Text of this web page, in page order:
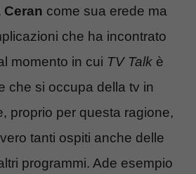
Ceran come sua erede ma
che ha incontrato
momento in cui TV Talk è
che si occupa della tv in
proprio per questa ragione,
tanti ospiti anche delle
programmi. Ade esempio